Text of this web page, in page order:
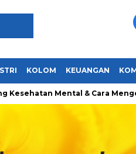
KOLOM KEUANGAN
Mental & Cara Mengelolanya